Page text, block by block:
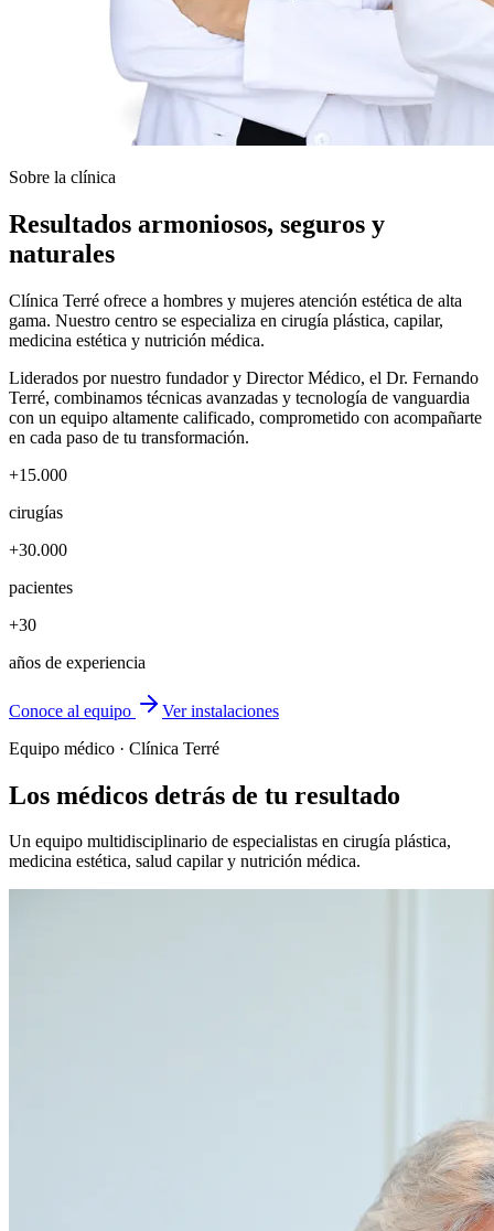
Sobre la clínica
Resultados armoniosos, seguros y
naturales
Clínica Terré ofrece a hombres y mujeres atención estética de alta
gama. Nuestro centro se especializa en cirugía plástica, capilar,
medicina estética y nutrición médica.
Liderados por nuestro fundador y Director Médico, el Dr. Fernando
Terré, combinamos técnicas avanzadas y tecnología de vanguardia
con un equipo altamente calificado, comprometido con acompañarte
en cada paso de tu transformación.
+15.000
cirugías
+30.000
pacientes
+30
años de experiencia
Conoce al equipo
Ver instalaciones
Equipo médico · Clínica Terré
Los médicos detrás de tu resultado
Un equipo multidisciplinario de especialistas en cirugía plástica,
medicina estética, salud capilar y nutrición médica.